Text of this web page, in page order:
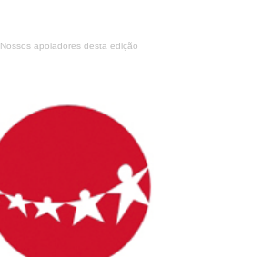
Nossos apoiadores desta edição